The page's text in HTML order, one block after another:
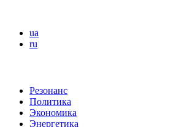
ua
ru
Резонанс
Политика
Экономика
Энергетика